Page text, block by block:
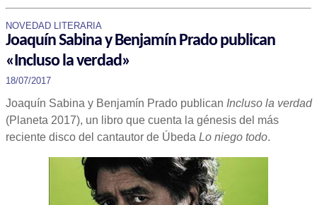
NOVEDAD LITERARIA
Joaquín Sabina y Benjamín Prado publican
«Incluso la verdad»
18/07/2017
Joaquín Sabina y Benjamín Prado publican Incluso la verdad
(Planeta 2017), un libro que cuenta la génesis del más
reciente disco del cantautor de Úbeda Lo niego todo.